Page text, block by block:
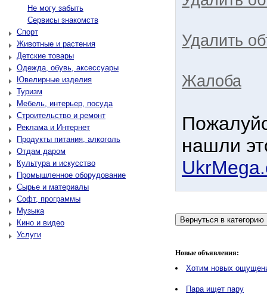
Не могу забыть
Сервисы знакомств
Спорт
Животные и растения
Детские товары
Одежда, обувь, аксессуары
Ювелирные изделия
Туризм
Мебель, интерьер, посуда
Строительство и ремонт
Реклама и Интернет
Продукты питания, алкоголь
Отдам даром
Культура и искусство
Промышленное оборудование
Сырье и материалы
Софт, программы
Музыка
Кино и видео
Услуги
Удалить
Жалоба
нашли
Новые объявления:
Хотим новых
Пара ищет пару